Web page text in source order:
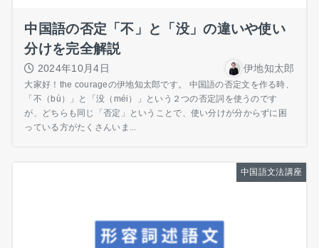
中国語の否定「不」と「没」の違いや使い
分けを完全解説
2024年10月4日 伊地知太郎
大家好！the courageの伊地知太郎です。 中国語の否定文を作る時、
「不（bù）」と「没（méi）」という２つの否定詞を使うのです
が、どちらも同じ「否定」ということで、使い分けが分からずに困
っている方がたくさんいま...
中国語文法講座